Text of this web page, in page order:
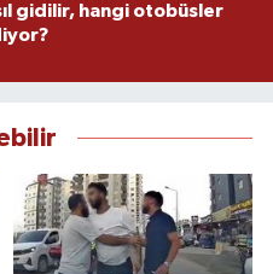
gidilir, hangi otobüsler